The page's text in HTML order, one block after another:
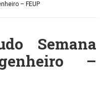
– FEUP
Semana
–